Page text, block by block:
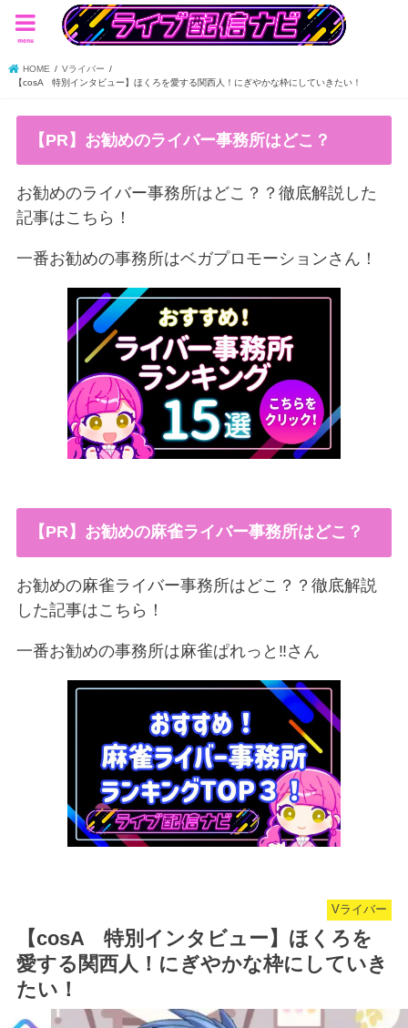
menu
HOME
Vライバー
【cosA 特別インタビュー】ほくろを愛する関西人！にぎやかな枠にしていきたい！
【PR】お勧めのライバー事務所はどこ？
お勧めのライバー事務所はどこ？？徹底解説した
記事はこちら！
一番お勧めの事務所はベガプロモーションさん！
【PR】お勧めの麻雀ライバー事務所はどこ？
お勧めの麻雀ライバー事務所はどこ？？徹底解説
した記事はこちら！
一番お勧めの事務所は麻雀ぱれっと‼︎さん
Vライバー
【cosA 特別インタビュー】ほくろを
愛する関西人！にぎやかな枠にしていき
たい！